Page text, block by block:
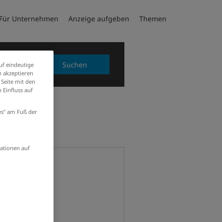
Unternehmen Anzeige aufgeben Themen
Suchen
eindeutige
akzeptieren
mit den
Einfluss auf
am Fuß der
auf